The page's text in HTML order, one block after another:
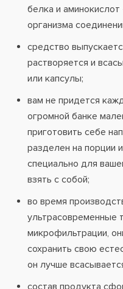
белка и
организма
средство
растворяется и
или капсулы;
вам не придется
огромной банке
приготовить себе
разделен на порции
специально для
взять с собой;
во время
ультрасовременные
микрофильтрации,
сохранить свою
он лучше
состав продукта